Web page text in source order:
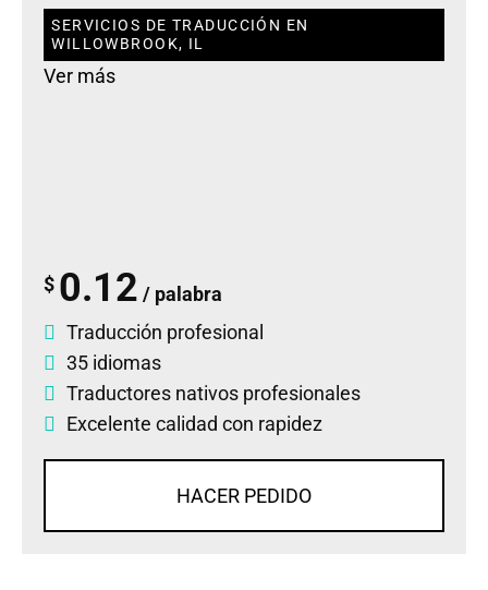
SERVICIOS DE TRADUCCIÓN EN
WILLOWBROOK, IL
Ver más
$ 0.12 / palabra
Traducción profesional
35 idiomas
Traductores nativos profesionales
Excelente calidad con rapidez
HACER PEDIDO